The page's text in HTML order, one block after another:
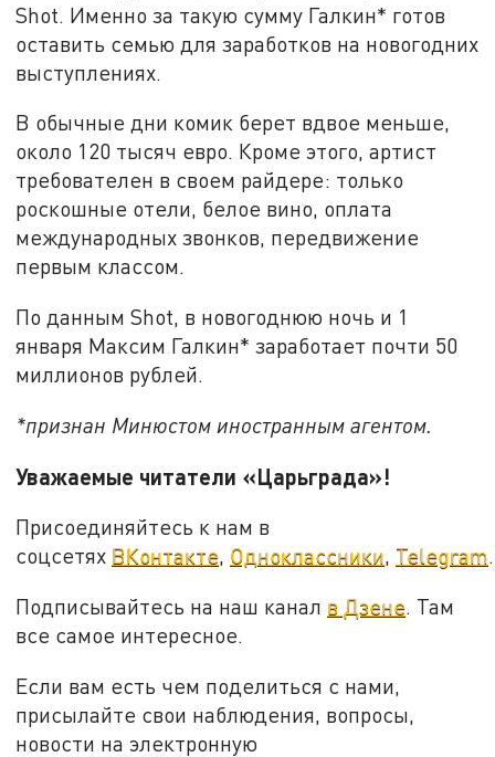
Shot. Именно за такую сумму Галкин* готов
оставить семью для заработков на новогодних
выступлениях.
В обычные дни комик берет вдвое меньше,
около 120 тысяч евро. Кроме этого, артист
требователен в своем райдере: только
роскошные отели, белое вино, оплата
международных звонков, передвижение
первым классом.
По данным Shot, в новогоднюю ночь и 1
января Максим Галкин* заработает почти 50
миллионов рублей.
*признан Минюстом иностранным агентом.
Уважаемые читатели «Царьграда»!
Присоединяйтесь к нам в
соцсетях ВКонтакте, Одноклассники, Telegram.
Подписывайтесь на наш канал в Дзене. Там
все самое интересное.
Если вам есть чем поделиться с нами,
присылайте свои наблюдения, вопросы,
новости на электронную